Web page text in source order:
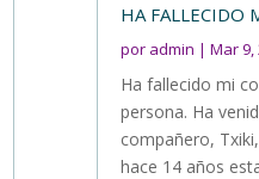
HA FALLECIDO
por admin |Mar 9,
Ha fallecido mi
persona. Ha
compañero,
hace 14 años